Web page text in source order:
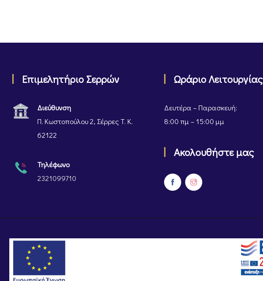
Επιμελητήριο Σερρών
Διεύθυνση
Π. Κωστοπούλου 2, Σέρρες Τ. Κ.
62122
Τηλέφωνο
2321099710
Ωράριο Λειτουργίας
Δευτέρα – Παρασκευή:
8:00 πμ – 15:00 μμ
Ακολουθήστε μας